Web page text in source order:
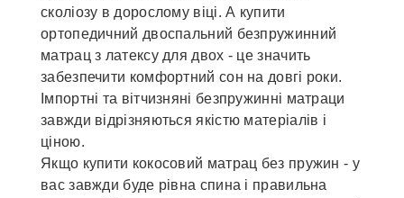
сколіозу в дорослому віці. А купити
ортопедичний двоспальний безпружинний
матрац з латексу для двох - це значить
забезпечити комфортний сон на довгі роки.
Імпортні та вітчизняні безпружинні матраци
завжди відрізняються якістю матеріалів і
ціною.
Якщо купити кокосовий матрац без пружин - у
вас завжди буде рівна спина і правильна